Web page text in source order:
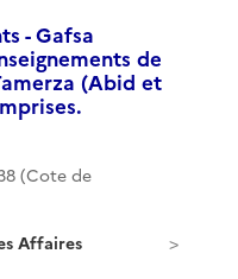
- Gafsa
de
(Abid et
(Cote de
Affaires